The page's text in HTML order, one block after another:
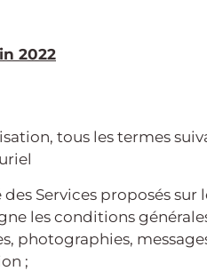
2022
tous les termes
Services proposés sur
les conditions
photographies,
;